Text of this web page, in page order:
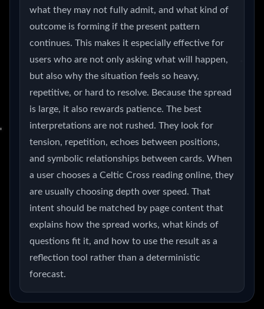
what they may not fully admit, and what kind of
outcome is forming if the present pattern
continues. This makes it especially effective for
users who are not only asking what will happen,
but also why the situation feels so heavy,
repetitive, or hard to resolve. Because the spread
is large, it also rewards patience. The best
interpretations are not rushed. They look for
tension, repetition, echoes between positions,
and symbolic relationships between cards. When
a user chooses a Celtic Cross reading online, they
are usually choosing depth over speed. That
intent should be matched by page content that
explains how the spread works, what kinds of
questions fit it, and how to use the result as a
reflection tool rather than a deterministic
forecast.